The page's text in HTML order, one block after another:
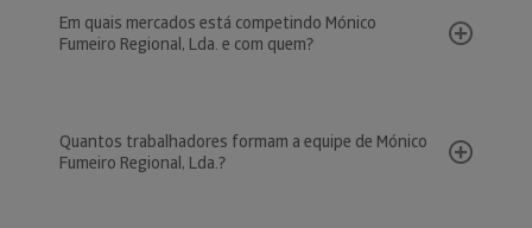
Em quais mercados está competindo Mónico
Fumeiro Regional, Lda. e com quem?
Quantos trabalhadores formam a equipe de Mónico
Fumeiro Regional, Lda.?